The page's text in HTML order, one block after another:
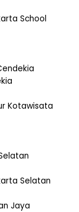
School
Kotawisata
Selatan
Jaya